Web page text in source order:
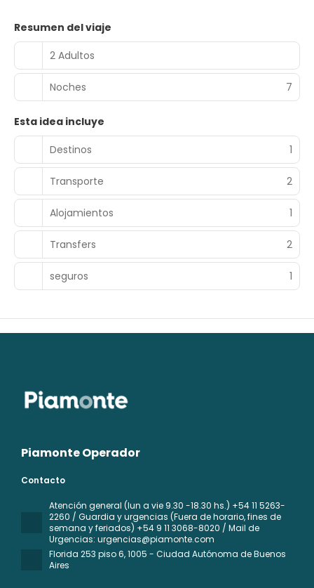
Resumen del viaje
2 Adultos
Noches 7
Esta idea incluye
Destinos
1
Transporte 2
Alojamientos 1
Transfers 2
seguros 1
Piamonte Operador
Contacto
Atención general (lun a vie 9.30 -18.30 hs.) +54 11 5263-
2260 / Guardia y urgencias (Fuera de horario, fines de
semana y feriados) +54 9 11 3068-8020 / Mail de
Urgencias: urgencias@piamonte.com
Florida 253 piso 6, 1005 - Ciudad Autónoma de Buenos
Aires